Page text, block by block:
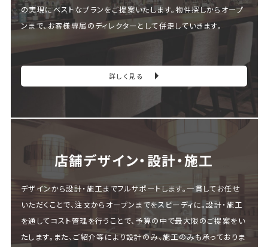
の実現にベストなプランをご提案いたします。物件探しからオープ
ンまで、お客様専属のディレクターとして併走していきます。
詳しく見る
店舗デザイン・設計・施⼯
デザインから設計・施工までフルサポートします。一貫してお任せ
いただくことで、注文からオープンまでをスピーディに。設計・施工
を通してコスト管理を行うことで、予算の中で最大限のご提案をい
たします。また、ご紹介等により設計のみ、施工のみも承っておりま